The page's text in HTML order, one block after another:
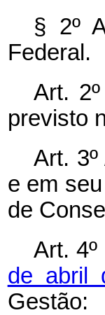
§ 2º
Federal.
Art.
previsto
Art.
e em
de
Art.
de abril
Gestão: